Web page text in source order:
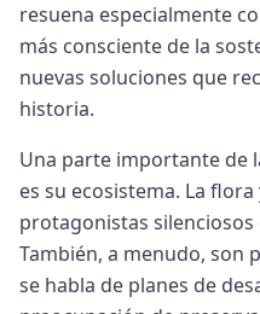
resuena especialmente
más consciente de la
nuevas soluciones que
historia.
Una parte importante de
es su ecosistema. La
protagonistas silenciosos
También, a menudo, son
se habla de planes de